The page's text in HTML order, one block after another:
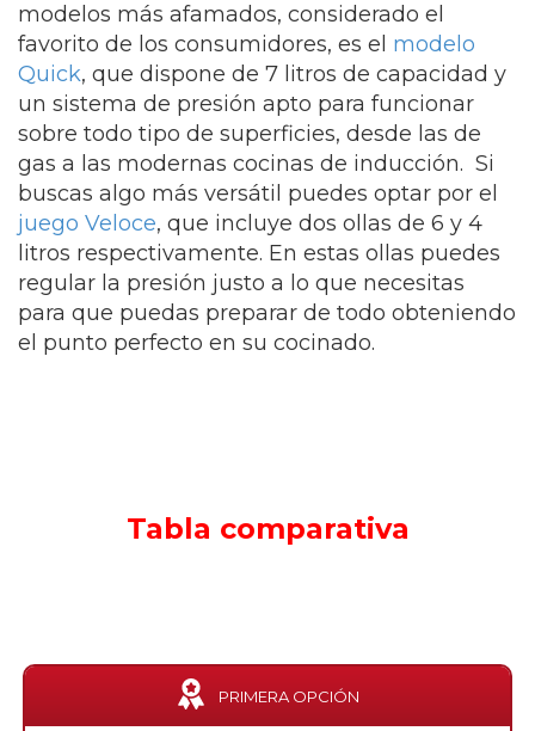
modelos más afamados, considerado el
favorito de los consumidores, es el modelo
Quick, que dispone de 7 litros de capacidad y
un sistema de presión apto para funcionar
sobre todo tipo de superficies, desde las de
gas a las modernas cocinas de inducción. Si
buscas algo más versátil puedes optar por el
juego Veloce, que incluye dos ollas de 6 y 4
litros respectivamente. En estas ollas puedes
regular la presión justo a lo que necesitas
para que puedas preparar de todo obteniendo
el punto perfecto en su cocinado.
Tabla comparativa
PRIMERA OPCIÓN